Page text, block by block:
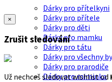
Dárky pro přítelkyni
Dárky pro přítele
Dárky pro děti
Dárky pro mamku
Dárky pro tátu
Dárky pro všechny
Dárky pro prarodiče
Dárky pro miminka
×
Zrušit sledování
Už nechceš sledovat wishlist od